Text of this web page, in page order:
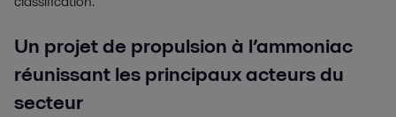
Un projet de propulsion à l’ammoniac
réunissant les principauxacteurs du
secteur